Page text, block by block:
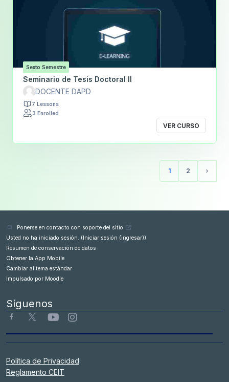
Sexto Semestre
Seminario de Tesis Doctoral II
DOCENTE DAPD
7 Lessons
3 Enrolled
VER CURSO
1 2
Ponerse en contacto con soporte del sitio
Usted no ha iniciado sesión. ( Iniciar sesión (ingresar))
Resumen de conservación de datos
Obtener la App Mobile
Cambiar al tema estándar
Impulsado por Moodle
Síguenos
Política de Privacidad
Reglamento CEIT